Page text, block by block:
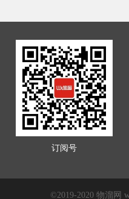
订阅号
©2019-2020 物溜网